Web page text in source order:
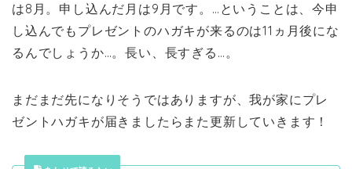
は8月。申し込んだ月は9月です。…ということは、今申
し込んでもプレゼントのハガキが来るのは11ヵ月後にな
るんでしょうか…。長い、長すぎる…。
まだまだ先になりそうではありますが、我が家にプレ
ゼントハガキが届きましたらまた更新していきます！